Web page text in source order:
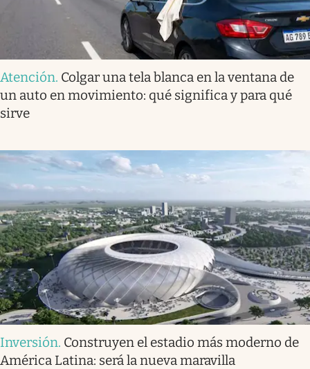
Atención. Colgar una tela blanca en la ventana de
un auto en movimiento: qué significa y para qué
sirve
Inversión. Construyen el estadio más moderno de
América Latina: será la nueva maravilla